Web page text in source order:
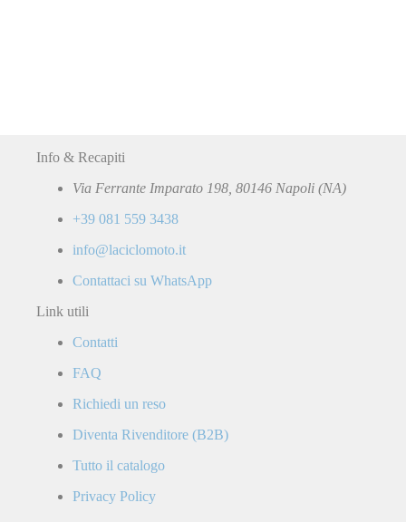
Info & Recapiti
Via Ferrante Imparato 198, 80146 Napoli (NA)
+39 081 559 3438
info@laciclomoto.it
Contattaci su WhatsApp
Link utili
Contatti
FAQ
Richiedi un reso
Diventa Rivenditore (B2B)
Tutto il catalogo
Privacy Policy